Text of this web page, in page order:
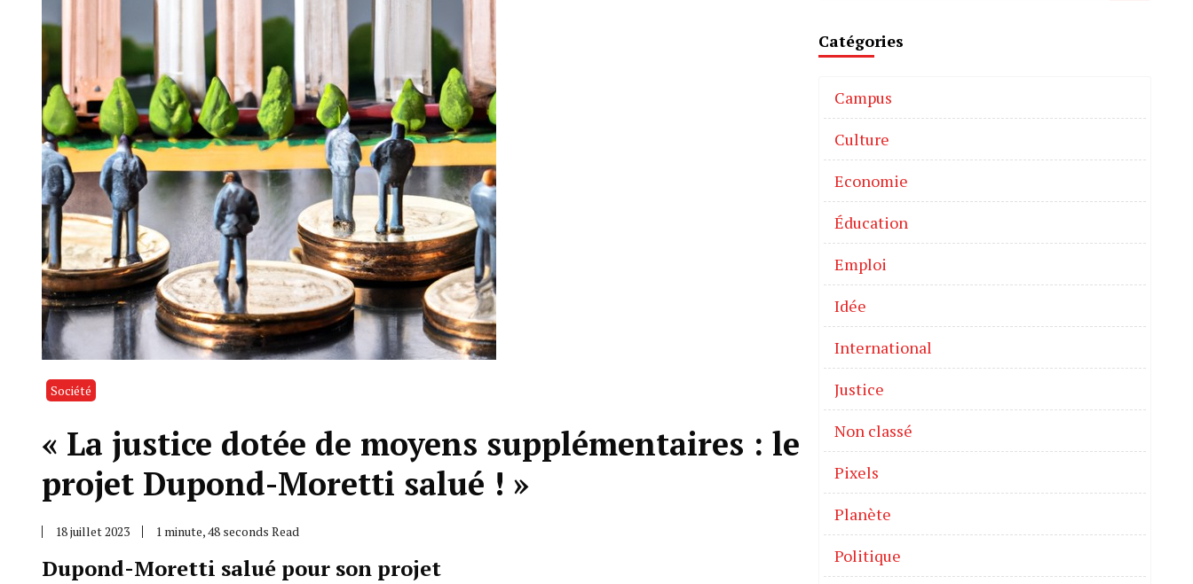
Société
« La justice dotée de moyens supplémentaires : le
projet Dupond-Moretti salué ! »
18 juillet 2023 1 minute, 48 seconds Read
Dupond-Moretti salué pour son projet
Catégories
Campus
Culture
Economie
Éducation
Emploi
Idée
International
Justice
Non classé
Pixels
Planète
Politique